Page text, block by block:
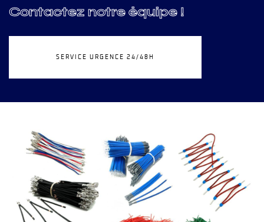
Contactez notreéquipe !
SERVICE URGENCE 24/48H